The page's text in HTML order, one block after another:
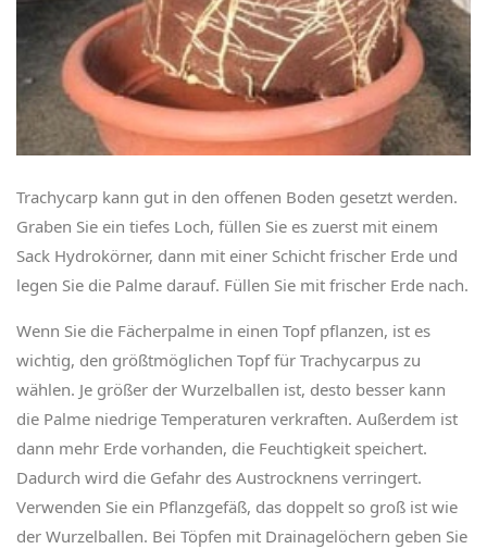
Trachycarp kann gut in den offenen Boden gesetzt werden.
Graben Sie ein tiefes Loch, füllen Sie es zuerst mit einem
Sack Hydrokörner, dann mit einer Schicht frischer Erde und
legen Sie die Palme darauf. Füllen Sie mit frischer Erde nach.
Wenn Sie die Fächerpalme in einen Topf pflanzen, ist es
wichtig, den größtmöglichen Topf für Trachycarpus zu
wählen. Je größer der Wurzelballen ist, desto besser kann
die Palme niedrige Temperaturen verkraften. Außerdem ist
dann mehr Erde vorhanden, die Feuchtigkeit speichert.
Dadurch wird die Gefahr des Austrocknens verringert.
Verwenden Sie ein Pflanzgefäß, das doppelt so groß ist wie
der Wurzelballen. Bei Töpfen mit Drainagelöchern geben Sie